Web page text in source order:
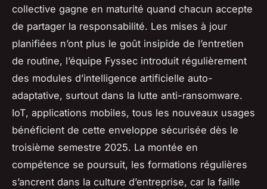
collective gagne en maturité quand chacun accepte
de partager la responsabilité. Les mises à jour
planifiées n’ont plus le goût insipide de l’entretien
de routine, l’équipe Fyssec introduit régulièrement
des modules d’intelligence artificielle auto-
adaptative, surtout dans la lutte anti-ransomware.
IoT, applications mobiles, tous les nouveaux usages
bénéficient de cette enveloppe sécurisée dès le
troisième semestre 2025. La montée en
compétence se poursuit, les formations régulières
s’ancrent dans la culture d’entreprise, car la faille